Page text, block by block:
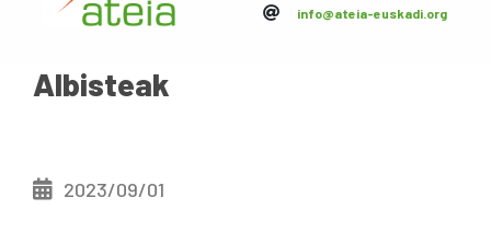
info@ateia-euskadi.org
Albisteak
2023/09/01